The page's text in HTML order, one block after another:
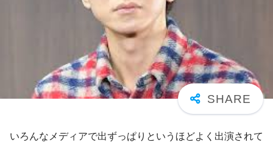
いろんなメディアで出ずっぱりというほどよく出演されて